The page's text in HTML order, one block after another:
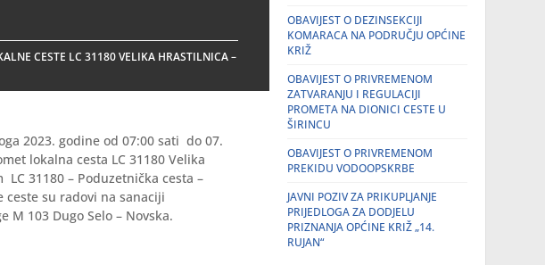
CESTE LC 31180 VELIKA HRASTILNICA –
2023. godine od 07:00 sati do 07.
lokalna cesta LC 31180 Velika
31180 – Poduzetnička cesta –
ceste su radovi na sanaciji
M 103 Dugo Selo – Novska.
OBAVIJEST O DEZINSEKCIJI
KOMARACA NA PODRUČJU OPĆINE
KRIŽ
OBAVIJEST O PRIVREMENOM
ZATVARANJU I REGULACIJI
PROMETA NA DIONICI CESTE U
ŠIRINCU
OBAVIJEST O PRIVREMENOM
PREKIDU VODOOPSKRBE
JAVNI POZIV ZA PRIKUPLJANJE
PRIJEDLOGA ZA DODJELU
PRIZNANJA OPĆINE KRIŽ „14.
RUJAN“